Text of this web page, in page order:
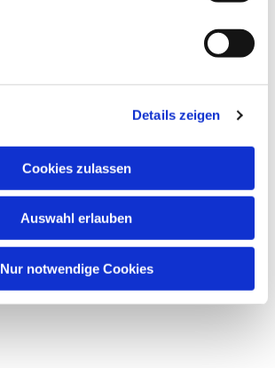
Details zeigen
Cookies zulassen
Auswahl erlauben
Nur notwendige Cookies